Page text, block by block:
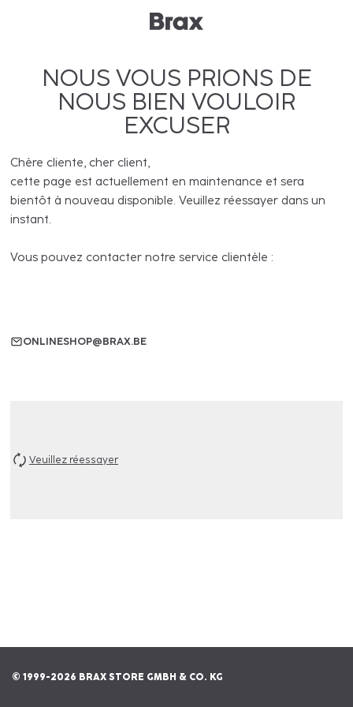
NOUS VOUS PRIONS DE
NOUS BIEN VOULOIR
EXCUSER
Chère cliente, cher client,
cette page est actuellement en maintenance et sera
bientôt à nouveau disponible. Veuillez réessayer dans un
instant.
Vous pouvez contacter notre service clientèle :
ONLINESHOP@BRAX.BE
Veuillez réessayer
© 1999-2026 BRAX STORE GMBH & CO. KG